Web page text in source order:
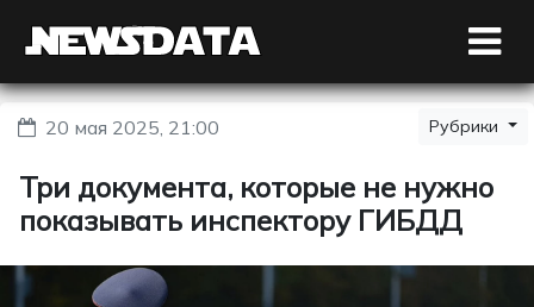
20 мая 2025, 21:00 Рубрики
Три документа, которые не нужно
показывать инспектору ГИБДД